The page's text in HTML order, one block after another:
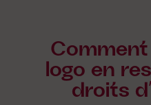
logo en
droits